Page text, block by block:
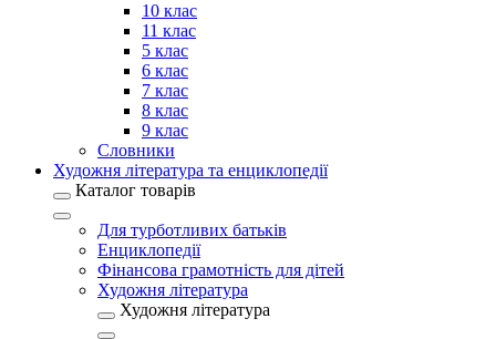
10 клас
11 клас
5 клас
6 клас
7 клас
8 клас
9 клас
Словники
Художня література та енциклопедії
Каталог товарів
Для турботливих батьків
Енциклопедії
Фінансова грамотність для дітей
Художня література
Художня література